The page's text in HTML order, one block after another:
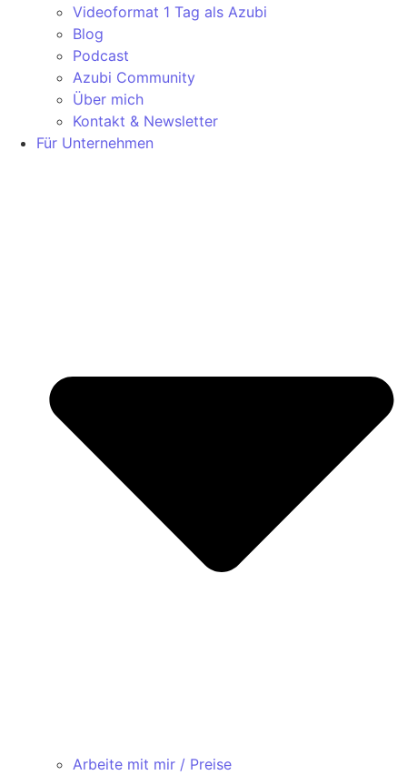
Videoformat 1 Tag als Azubi
Blog
Podcast
Azubi Community
Über mich
Kontakt & Newsletter
Für Unternehmen
Arbeite mit mir / Preise